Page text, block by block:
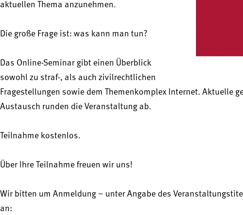
aktuellen Thema anzunehmen.
Die große Frage ist: was kann man tun?
Das Online-Seminar gibt einen Überblick
sowohl zu straf-, als auch zivilrechtlichen
Fragestellungen sowie dem Themenkomplex Internet. Aktuelle
Austausch runden die Veranstaltung ab.
Teilnahme kostenlos.
Über Ihre Teilnahme freuen wir uns!
Wir bitten um Anmeldung – unter Angabe des
an: